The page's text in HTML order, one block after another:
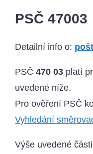
PSČ 47003
Detailní info o:
PSČ470 03 platí
uvedené níže.
Pro ověření PSČ
Vyhledání
Výše uvedené